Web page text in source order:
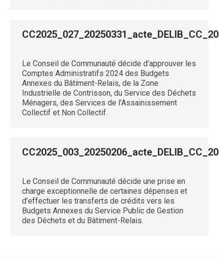
Le Conseil de Communauté décide d’approuver les
Comptes Administratifs 2024 des Budgets
Annexes du Bâtiment-Relais, de la Zone
Industrielle de Contrisson, du Service des Déchets
Ménagers, des Services de l’Assainissement
Collectif et Non Collectif.
Le Conseil de Communauté décide une prise en
charge exceptionnelle de certaines dépenses et
d’effectuer les transferts de crédits vers les
Budgets Annexes du Service Public de Gestion
des Déchets et du Bâtiment-Relais.